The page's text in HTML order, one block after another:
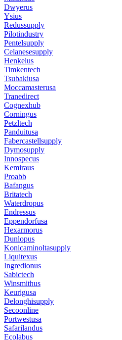
Dwyerus
Ysius
Redussupply
Pilotindustry
Pentelsupply
Celanesesupply
Henkelus
Timkentech
Tsubakiusa
Moccamasterusa
Tranedirect
Cognexhub
Corningus
Petzltech
Panduitusa
Fabercastellsupply
Dymosupply
Innospecus
Kemiraus
Proabb
Bafangus
Britatech
Waterdropus
Endressus
Eppendorfusa
Hexarmorus
Dunlopus
Konicaminoltasupply
Liquitexus
Ingredionus
Sabictech
Winsmithus
Keurigusa
Delonghisupply
Secoonline
Portwestusa
Safarilandus
Ecolabus